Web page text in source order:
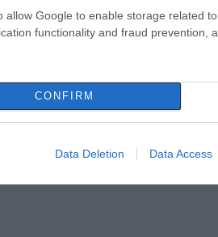
allow Google to enable storage related
functionality and fraud prevention,
CONFIRM
Data Deletion Data Access
προστίμων
αυτοματοποίηση της
δηλώσεις. Το
και θα βεβαιώνει τις